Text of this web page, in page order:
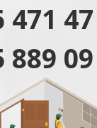
471
889